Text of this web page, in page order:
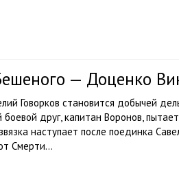
— Доценко
Говорков становится добычей
друг, капитан Воронов,
наступает после поединка
Смерти…